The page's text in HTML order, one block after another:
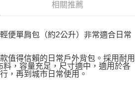
相關推薦
便單肩包（約2公升）非常適合日常
值得信賴的日常戶外背包。採用耐用
料，容量充足，尺寸適中，適用於各
，再到城市日常使用。